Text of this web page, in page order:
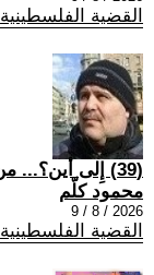
القضية الفلسطينية
(39) إِلى أين؟... من دُرُوبِ النّكبة إِلى حُلمِ العودة
محمود كلّم
2026 / 8 / 9
القضية الفلسطينية